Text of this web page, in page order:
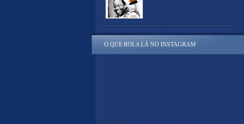
O QUE ROLA LÁ NO INSTAGRAM